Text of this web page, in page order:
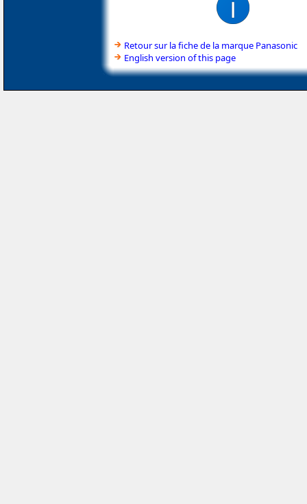
Retour sur la fiche de la marque Panasonic
English version of this page